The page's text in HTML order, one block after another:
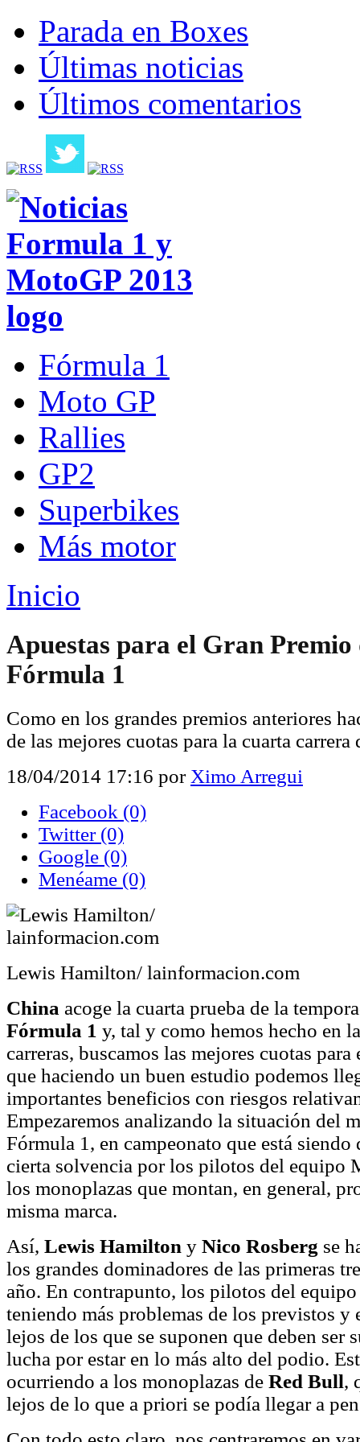
Parada en Boxes
Últimas noticias
Últimos comentarios
Fórmula 1
Moto GP
Rallies
GP2
Superbikes
Más motor
Inicio
Apuestas para el Gran Premio
Fórmula 1
Como en los grandes premios anteriores
de las mejores cuotas para la cuarta carrera
18/04/2014 17:16 por Ximo Arregui
Facebook (0)
Twitter (0)
Google (0)
Menéame (0)
Lewis Hamilton/ lainformacion.com
China acoge la cuarta prueba de la
Fórmula 1 y, tal y como hemos hecho en
carreras, buscamos las mejores cuotas para
que haciendo un buen estudio podemos
importantes beneficios con riesgos
Empezaremos analizando la situación del
Fórmula 1, en campeonato que está
cierta solvencia por los pilotos del equipo
los monoplazas que montan, en general,
misma marca.
Así, Lewis Hamilton y Nico Rosberg se
los grandes dominadores de las primeras
año. En contrapunto, los pilotos del
teniendo más problemas de los previstos y
lejos de los que se suponen que deben ser
lucha por estar en lo más alto del podio.
ocurriendo a los monoplazas de Red Bull,
lejos de lo que a priori se podía llegar a